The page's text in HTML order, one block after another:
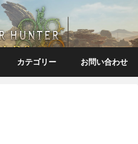
カテゴリー お問い合わせ